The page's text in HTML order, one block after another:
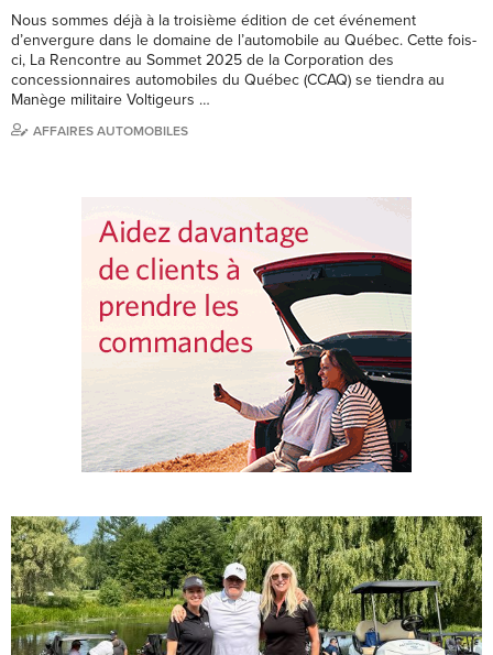
Nous sommes déjà à la troisième édition de cet événement
d’envergure dans le domaine de l’automobile au Québec. Cette fois-
ci, La Rencontre au Sommet 2025 de la Corporation des
concessionnaires automobiles du Québec (CCAQ) se tiendra au
Manège militaire Voltigeurs …
AFFAIRES AUTOMOBILES